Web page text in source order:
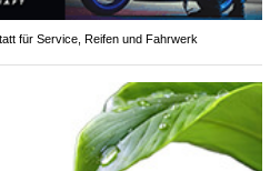
für Service, Reifen und Fahrwerk